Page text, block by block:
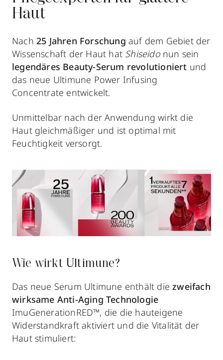
Haut
Nach 25 Jahren Forschung auf dem Gebiet der
Wissenschaft der Haut hat Shiseidonun sein
legendäres Beauty-Serum revolutioniert und
das neue Ultimune Power Infusing
Concentrate entwickelt.
Unmittelbar nach der Anwendung wirkt die
Haut gleichmäßiger und ist optimal mit
Feuchtigkeit versorgt.
Wie wirkt Ultimune?
Das neue Serum Ultimune enthält diezweifach
wirksame Anti-Aging Technologie
ImuGenerationRED™, die die hauteigene
Widerstandkraft aktiviert und die Vitalität der
Haut stimuliert: